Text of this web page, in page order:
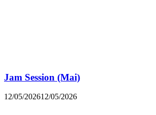
Jam Session (Mai)
12/05/202612/05/2026